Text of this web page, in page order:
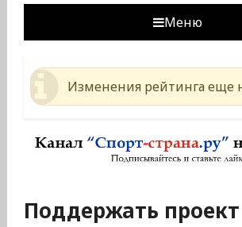
Меню
Изменения рейтинга еще
Поддержать проект